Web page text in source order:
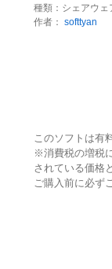
種類：シェアウェ
作者： softtyan
このソフトは有
※消費税の増税
されている価格
ご購入前に必ず